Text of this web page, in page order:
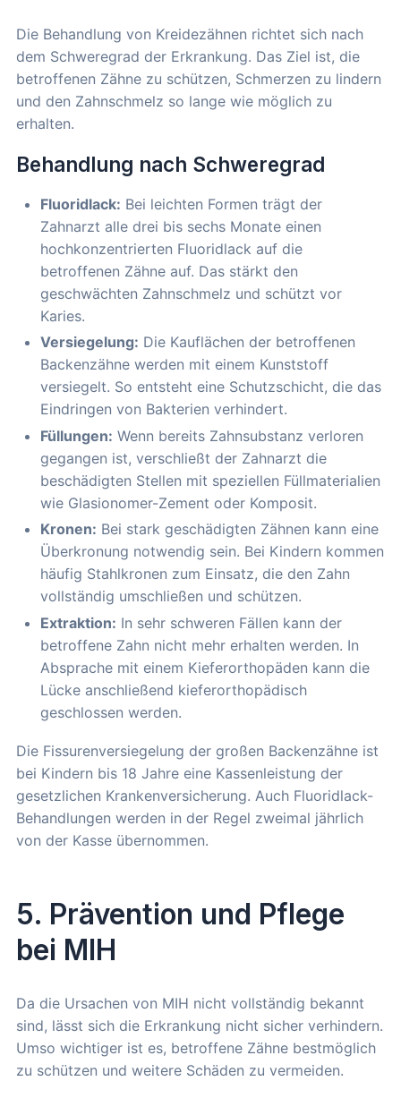
Die Behandlung von Kreidezähnen richtet sich nach
dem Schweregrad der Erkrankung. Das Ziel ist, die
betroffenen Zähne zu schützen, Schmerzen zu lindern
und den Zahnschmelz so lange wie möglich zu
erhalten.
Behandlung nach Schweregrad
Fluoridlack: Bei leichten Formen trägt der
Zahnarzt alle drei bis sechs Monate einen
hochkonzentrierten Fluoridlack auf die
betroffenen Zähne auf. Das stärkt den
geschwächten Zahnschmelz und schützt vor
Karies.
Versiegelung: Die Kauflächen der betroffenen
Backenzähne werden mit einem Kunststoff
versiegelt. So entsteht eine Schutzschicht, die das
Eindringen von Bakterien verhindert.
Füllungen: Wenn bereits Zahnsubstanz verloren
gegangen ist, verschließt der Zahnarzt die
beschädigten Stellen mit speziellen Füllmaterialien
wie Glasionomer-Zement oder Komposit.
Kronen: Bei stark geschädigten Zähnen kann eine
Überkronung notwendig sein. Bei Kindern kommen
häufig Stahlkronen zum Einsatz, die den Zahn
vollständig umschließen und schützen.
Extraktion: In sehr schweren Fällen kann der
betroffene Zahn nicht mehr erhalten werden. In
Absprache mit einem Kieferorthopäden kann die
Lücke anschließend kieferorthopädisch
geschlossen werden.
Die Fissurenversiegelung der großen Backenzähne ist
bei Kindern bis 18 Jahre eine Kassenleistung der
gesetzlichen Krankenversicherung. Auch Fluoridlack-
Behandlungen werden in der Regel zweimal jährlich
von der Kasse übernommen.
5. Prävention und Pflege
bei MIH
Da die Ursachen von MIH nicht vollständig bekannt
sind, lässt sich die Erkrankung nicht sicher verhindern.
Umso wichtiger ist es, betroffene Zähne bestmöglich
zu schützen und weitere Schäden zu vermeiden.